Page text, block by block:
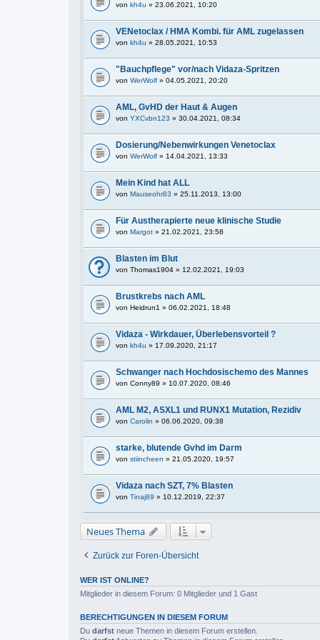
von kh4u » 23.06.2021, 10:20
VENetoclax / HMA Kombi. für AML zugelassen
von kh4u » 28.05.2021, 10:53
"Bauchpflege" vor/nach Vidaza-Spritzen
von WerWolf » 04.05.2021, 20:20
AML, GvHD der Haut & Augen
von YXCvbn123 » 30.04.2021, 08:34
Dosierung/Nebenwirkungen Venetoclax
von WerWolf » 14.04.2021, 13:33
Mein Kind hat ALL
von Mauseohr83 » 25.11.2013, 13:00
Für Austherapierte neue klinische Studie
von Margot » 21.02.2021, 23:58
Blasten im Blut
von Thomas1904 » 12.02.2021, 19:03
Brustkrebs nach AML
von Heidrun1 » 06.02.2021, 18:48
Vidaza - Wirkdauer, Überlebensvorteil ?
von kh4u » 17.09.2020, 21:17
Schwanger nach Hochdosischemo des Mannes
von Conny89 » 10.07.2020, 08:46
AML M2, ASXL1 und RUNX1 Mutation, Rezidiv
von Carolin » 06.06.2020, 09:38
starke, blutende Gvhd im Darm
von stiincheen » 21.05.2020, 19:57
Vidaza nach SZT, 7% Blasten
von Tinaj89 » 10.12.2019, 22:37
Neues Thema
Zurück zur Foren-Übersicht
WER IST ONLINE?
Mitglieder in diesem Forum: 0 Mitglieder und 1 Gast
BERECHTIGUNGEN IN DIESEM FORUM
Du darfst neue Themen in diesem Forum erstellen.